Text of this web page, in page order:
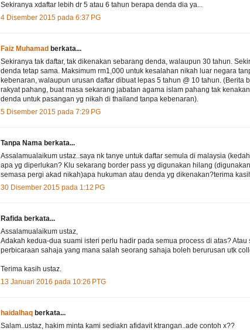
Sekiranya xdaftar lebih dr 5 atau 6 tahun berapa denda dia ya...
4 Disember 2015 pada 6:37 PG
Faiz Muhamad berkata...
Sekiranya tak daftar, tak dikenakan sebarang denda, walaupun 30 tahun.
denda tetap sama. Maksimum rm1,000 untuk kesalahan nikah luar negara
kebenaran, walaupun urusan daftar dibuat lepas 5 tahun @ 10 tahun. (Berita
rakyat pahang, buat masa sekarang jabatan agama islam pahang tak
denda untuk pasangan yg nikah di thailand tanpa kebenaran).
5 Disember 2015 pada 7:29 PG
Tanpa Nama berkata...
Assalamualaikum ustaz..saya nk tanye untuk daftar semula di malaysia
apa yg diperlukan? Klu sekarang border pass yg digunakan hilang
semasa pergi akad nikah)apa hukuman atau denda yg dikenakan?terima
30 Disember 2015 pada 1:12 PG
Rafida berkata...
Assalamualaikum ustaz,
Adakah kedua-dua suami isteri perlu hadir pada semua process di atas? Atau
perbicaraan sahaja yang mana salah seorang sahaja boleh berurusan utk
Terima kasih ustaz.
13 Januari 2016 pada 10:26 PTG
haidalhaq berkata...
Salam..ustaz, hakim minta kami sediakn afidavit ktrangan..ade contoh x??